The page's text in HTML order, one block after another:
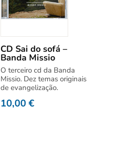
CD Sai do sofá –
Banda Missio
O terceiro cd da Banda
Missio. Dez temas originais
de evangelização.
10,00€